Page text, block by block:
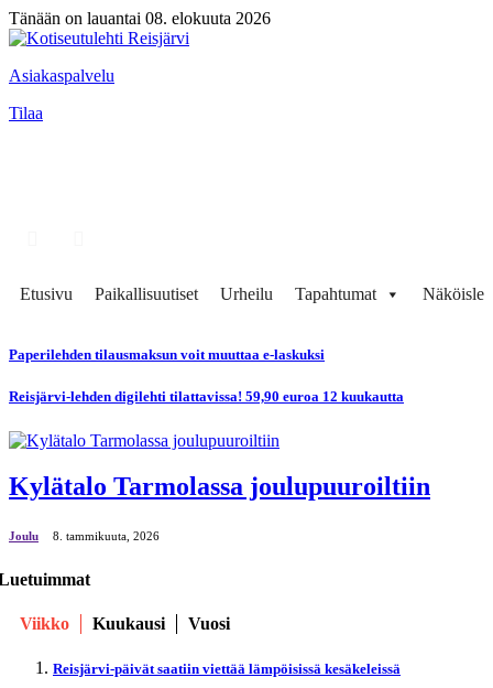
Tänään on lauantai 08. elokuuta 2026
Asiakaspalvelu
Tilaa
Etusivu Paikallisuutiset Urheilu Tapahtumat
Paperilehden tilausmaksun voit muuttaa e-laskuksi
Reisjärvi-lehden digilehti tilattavissa! 59,90 euroa 12 kuukautta
Kylätalo Tarmolassa joulupuuroiltiin
Joulu 8. tammikuuta, 2026
Viikko Kuukausi Vuosi
Reisjärvi-päivät saatiin viettää lämpöisissä kesäkeleissä